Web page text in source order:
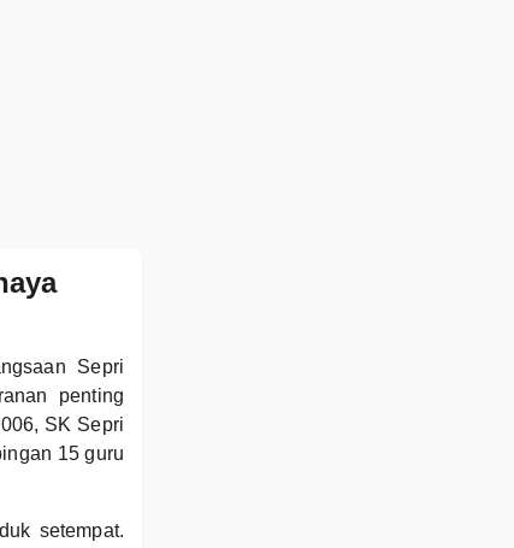
Sepri
penting
SK Sepri
15 guru
setempat.